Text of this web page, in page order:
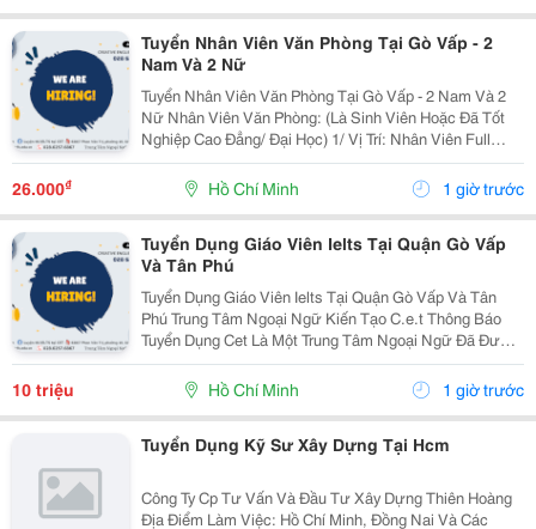
Tuyển Nhân Viên Văn Phòng Tại Gò Vấp - 2
Nam Và 2 Nữ
Tuyển Nhân Viên Văn Phòng Tại Gò Vấp - 2 Nam Và 2
Nữ Nhân Viên Văn Phòng: (Là Sinh Viên Hoặc Đã Tốt
Nghiệp Cao Đẳng/ Đại Học) 1/ Vị Trí: Nhân Viên Full
Time (2 Nam 2 Nữ) Ca Làm: 13:00 Đến 21:00 (1 Tháng
Được Nghỉ Phép 1 Ngày, Và Hưởng Các Ngày...
26.000₫ Hồ Chí Minh 1 giờ trước
Tuyển Dụng Giáo Viên Ielts Tại Quận Gò Vấp
Và Tân Phú
Tuyển Dụng Giáo Viên Ielts Tại Quận Gò Vấp Và Tân
Phú Trung Tâm Ngoại Ngữ Kiến Tạo C.e.t Thông Báo
Tuyển Dụng Cet Là Một Trung Tâm Ngoại Ngữ Đã Được
Thành Lập 16 Năm Chuyên Về Chương Trình Anh Văn
Học Thuật Ielts &Ndash; Toefl Ibt. Trung Tâm...
10 triệu Hồ Chí Minh 1 giờ trước
Tuyển Dụng Kỹ Sư Xây Dựng Tại Hcm
Công Ty Cp Tư Vấn Và Đầu Tư Xây Dựng Thiên Hoàng
Địa Điểm Làm Việc: Hồ Chí Minh, Đồng Nai Và Các